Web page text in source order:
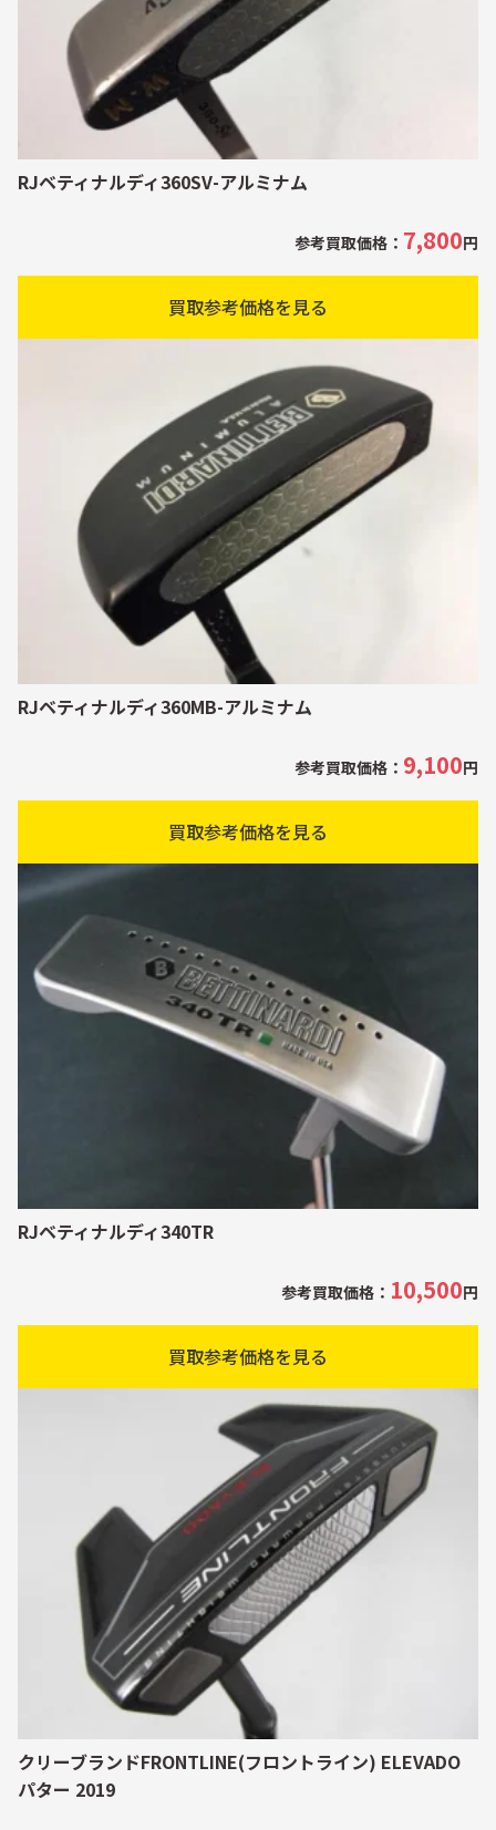
RJベティナルディ360SV-アルミナム
参考買取価格： 7,800円
買取参考価格を見る
RJベティナルディ360MB-アルミナム
参考買取価格： 9,100円
買取参考価格を見る
RJベティナルディ340TR
参考買取価格： 10,500円
買取参考価格を見る
クリーブランドFRONTLINE(フロントライン) ELEVADO
パター 2019